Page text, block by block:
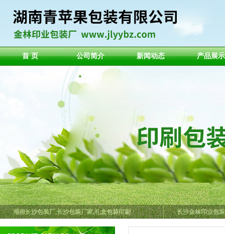
首 页 公司简介 新闻动态 产品展示
湖南长沙包装厂,长沙包装厂家,礼盒包装印刷 长沙金林印业包